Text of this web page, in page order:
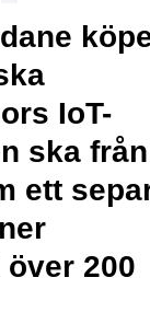
IoT-
ska från
ett
200